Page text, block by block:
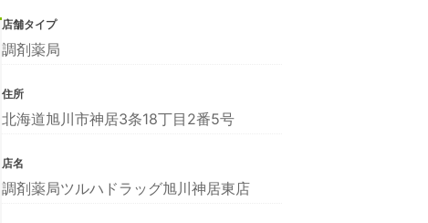
店舗タイプ
調剤薬局
住所
北海道旭川市神居3条18丁目2番5号
店名
調剤薬局ツルハドラッグ旭川神居東店